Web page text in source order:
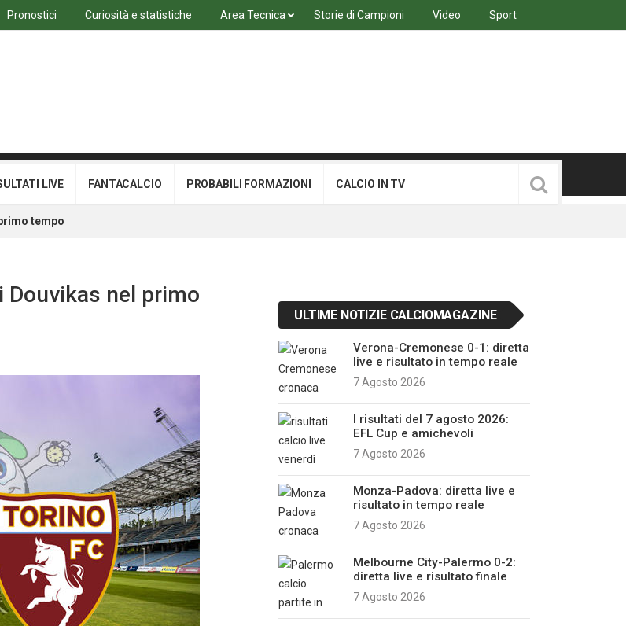
Pronostici Curiosità e statistiche Area Tecnica Storie di Campioni Video Sport
LIVE FANTACALCIO PROBABILI FORMAZIONI CALCIO IN TV
tempo
Douvikas nel primo
ULTIME NOTIZIE CALCIOMAGAZINE
Verona-Cremonese 0-1: diretta
live e risultato in tempo reale
7 Agosto 2026
I risultati del 7 agosto 2026:
EFL Cup e amichevoli
7 Agosto 2026
Monza-Padova: diretta live e
risultato in tempo reale
7 Agosto 2026
Melbourne City-Palermo 0-2:
diretta live e risultato finale
7 Agosto 2026